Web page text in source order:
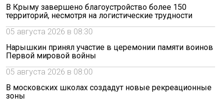
В Крыму завершено благоустройство более 150
территорий, несмотря на логистические трудности
05 августа 2026 в 08:30
Нарышкин принял участие в церемонии памяти воинов
Первой мировой войны
05 августа 2026 в 08:00
В московских школах создадут новые рекреационные
зоны